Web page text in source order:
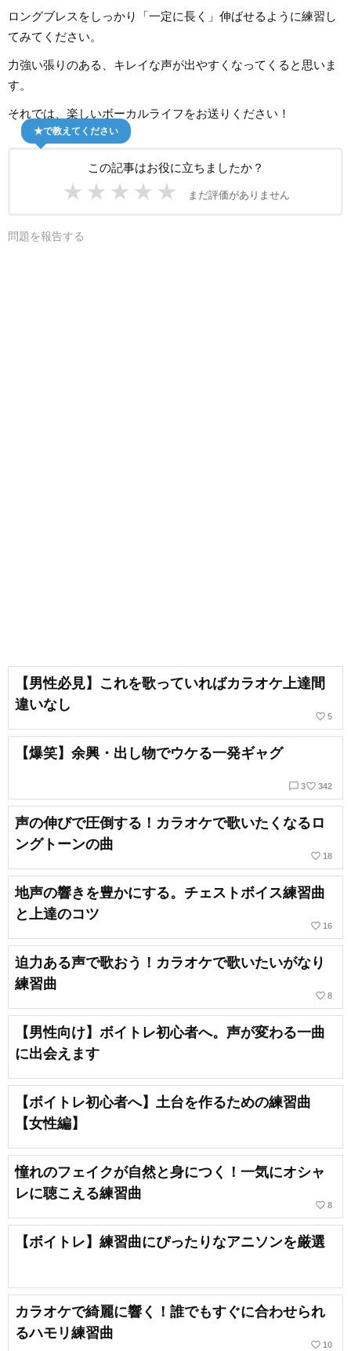
ロングブレスをしっかり「一定に長く」伸ばせるように練習し
てみてください。
力強い張りのある、キレイな声が出やすくなってくると思いま
す。
それでは、楽しいボーカルライフをお送りください！
この記事はお役に立ちましたか？
★ ★ ★ ★ ★ まだ評価がありません
★で教えてください
問題を報告する
【男性必見】これを歌っていればカラオケ上達間
違いなし
favorite_border 5
【爆笑】余興・出し物でウケる一発ギャグ
chat_bubble_outline 3favorite_border 342
声の伸びで圧倒する！カラオケで歌いたくなるロ
ングトーンの曲
favorite_border 18
地声の響きを豊かにする。チェストボイス練習曲
と上達のコツ
favorite_border 16
迫力ある声で歌おう！カラオケで歌いたいがなり
練習曲
favorite_border 8
【男性向け】ボイトレ初心者へ。声が変わる一曲
に出会えます
【ボイトレ初心者へ】土台を作るための練習曲
【女性編】
憧れのフェイクが自然と身につく！一気にオシャ
レに聴こえる練習曲
favorite_border 8
【ボイトレ】練習曲にぴったりなアニソンを厳選
カラオケで綺麗に響く！誰でもすぐに合わせられ
るハモリ練習曲
favorite_border 10